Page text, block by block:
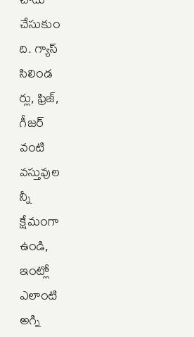
చేసుకుం
ది. గ్యాస్
సిలిండ
ర్లు, ఫ్రిజ్,
గీజర్
వంటి
వస్తువుల
న్నీ
క్షేమంగా
ఉండి,
ఇంట్లో
ఎలాంటి
అగ్ని